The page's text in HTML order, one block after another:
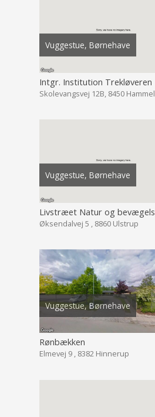
Vuggestue, Børnehave
Intgr. Institution Trekløveren
Skolevangsvej 12B, 8450 Hammel
Vuggestue, Børnehave
Øksendalvej 5 , 8860 Ulstrup
Vuggestue, Børnehave
Rønbækken
Elmevej 9 , 8382 Hinnerup